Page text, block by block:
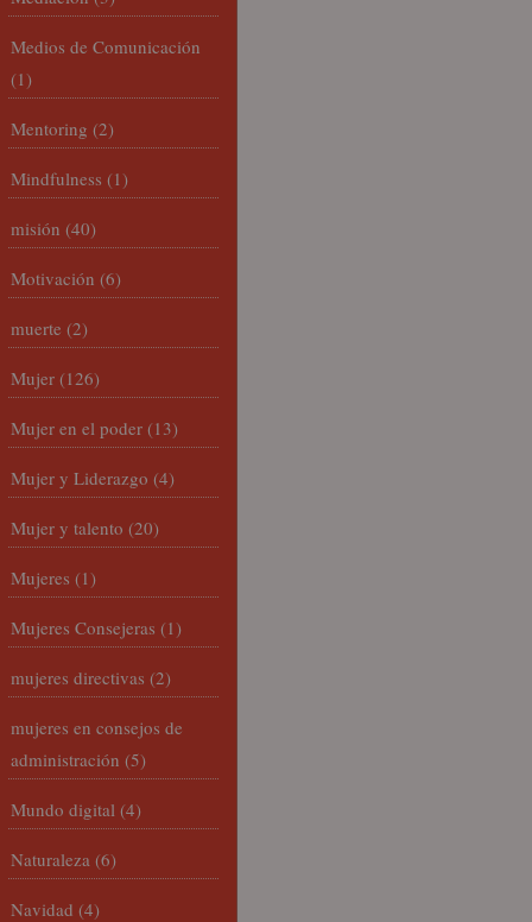
Medios de Comunicación
(1)
Mentoring (2)
Mindfulness (1)
misión (40)
Motivación (6)
muerte (2)
Mujer (126)
Mujer en el poder (13)
Mujer y Liderazgo (4)
Mujer y talento (20)
Mujeres (1)
Mujeres Consejeras (1)
mujeres directivas (2)
mujeres en consejos de
administración (5)
Mundo digital (4)
Naturaleza (6)
Navidad (4)